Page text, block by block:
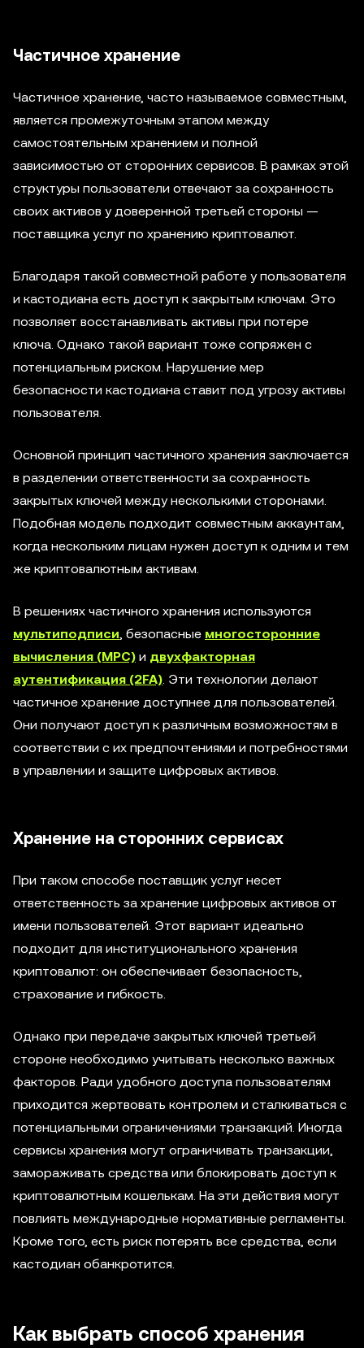
Частичное хранение
Частичное хранение, часто называемое совместным,
является промежуточным этапом между
самостоятельным хранением и полной
зависимостью от сторонних сервисов. В рамках этой
структуры пользователи отвечают за сохранность
своих активов у доверенной третьей стороны —
поставщика услуг по хранению криптовалют.
Благодаря такой совместной работе у пользователя
и кастодиана есть доступ к закрытым ключам. Это
позволяет восстанавливать активы при потере
ключа. Однако такой вариант тоже сопряжен с
потенциальным риском. Нарушение мер
безопасности кастодиана ставит под угрозу активы
пользователя.
Основной принцип частичного хранения заключается
в разделении ответственности за сохранность
закрытых ключей между несколькими сторонами.
Подобная модель подходит совместным аккаунтам,
когда нескольким лицам нужен доступ к одним и тем
же криптовалютным активам.
В решениях частичного хранения используются
мультиподписи, безопасные многосторонние
вычисления (MPC) и двухфакторная
аутентификация (2FA). Эти технологии делают
частичное хранение доступнее для пользователей.
Они получают доступ к различным возможностям в
соответствии с их предпочтениями и потребностями
в управлении и защите цифровых активов.
Хранение на сторонних сервисах
При таком способе поставщик услуг несет
ответственность за хранение цифровых активов от
имени пользователей. Этот вариант идеально
подходит для институционального хранения
криптовалют: он обеспечивает безопасность,
страхование и гибкость.
Однако при передаче закрытых ключей третьей
стороне необходимо учитывать несколько важных
факторов. Ради удобного доступа пользователям
приходится жертвовать контролем и сталкиваться с
потенциальными ограничениями транзакций. Иногда
сервисы хранения могут ограничивать транзакции,
замораживать средства или блокировать доступ к
криптовалютным кошелькам. На эти действия могут
повлиять международные нормативные регламенты.
Кроме того, есть риск потерять все средства, если
кастодиан обанкротится.
Как выбрать способ хранения